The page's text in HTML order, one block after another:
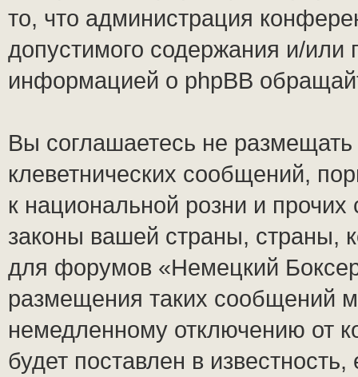
то, что администрация
допустимого содержания и/или
информацией о phpBB
Вы соглашаетесь не
клеветнических сообщений,
к национальной розни и
законы вашей страны, страны,
для форумов «Немецкий
размещения таких сообщений
немедленному отключению от
будет поставлен в